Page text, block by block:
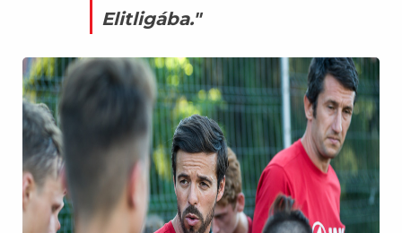
Elitligába."